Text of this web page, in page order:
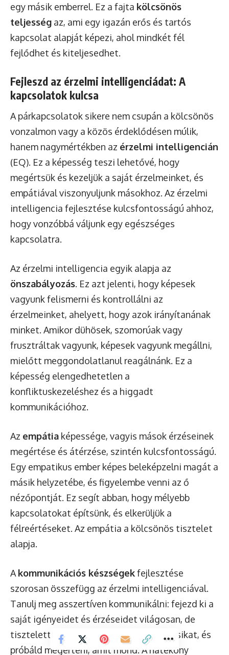
egy másik emberrel. Ez a fajta kölcsönös
teljesség az, ami egy igazán erős és tartós
kapcsolat alapját képezi, ahol mindkét fél
fejlődhet és kiteljesedhet.
Fejleszd az érzelmi intelligenciádat: A
kapcsolatok kulcsa
A párkapcsolatok sikere nem csupán a kölcsönös
vonzalmon vagy a közös érdeklődésen múlik,
hanem nagymértékben az érzelmi intelligencián
(EQ). Ez a képesség teszi lehetővé, hogy
megértsük és kezeljük a saját érzelmeinket, és
empátiával viszonyuljunk másokhoz. Az érzelmi
intelligencia fejlesztése kulcsfontosságú ahhoz,
hogy vonzóbbá váljunk egy egészséges
kapcsolatra.
Az érzelmi intelligencia egyik alapja az
önszabályozás. Ez azt jelenti, hogy képesek
vagyunk felismerni és kontrollálni az
érzelmeinket, ahelyett, hogy azok irányítanának
minket. Amikor dühösek, szomorúak vagy
frusztráltak vagyunk, képesek vagyunk megállni,
mielőtt meggondolatlanul reagálnánk. Ez a
képesség elengedhetetlen a
konfliktuskezeléshez és a higgadt
kommunikációhoz.
Az empátia képessége, vagyis mások érzéseinek
megértése és átérzése, szintén kulcsfontosságú.
Egy empatikus ember képes beleképzelni magát a
másik helyzetébe, és figyelembe venni az ő
nézőpontját. Ez segít abban, hogy mélyebb
kapcsolatokat építsünk, és elkerüljük a
félreértéseket. Az empátia a kölcsönös tisztelet
alapja.
A kommunikációs készségekfejlesztése
szorosan összefügg az érzelmi intelligenciával.
Tanulj meg asszertíven kommunikálni: fejezd ki a
saját igényeidet és érzéseidet világosan, de
tisztelettel. Hallgasd meg aktívan a másikat, és
próbáld megérteni, amit mond. A hatékony